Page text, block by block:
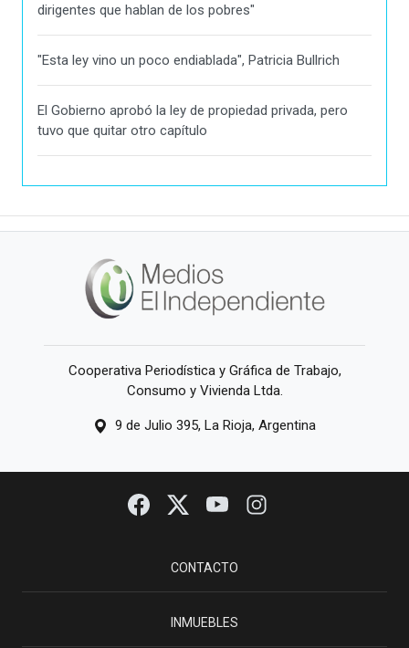
dirigentes que hablan de los pobres"
"Esta ley vino un poco endiablada", Patricia Bullrich
El Gobierno aprobó la ley de propiedad privada, pero
tuvo que quitar otro capítulo
Cooperativa Periodística y Gráfica de Trabajo,
Consumo y Vivienda Ltda.
9 de Julio 395, La Rioja, Argentina
CONTACTO
INMUEBLES